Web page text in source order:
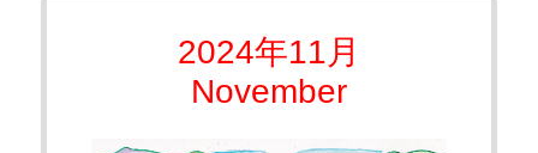
2024年11月
November